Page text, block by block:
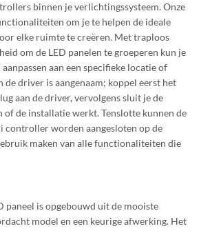
binnen je verlichtingssysteem. Onze
om je te helpen de ideale
elke ruimte te creëren. Met traploos
om de LED panelen te groeperen kun je
aan een specifieke locatie of
de driver is aangenaam; koppel eerst het
aan de driver, vervolgens sluit je de
of de installatie werkt. Tenslotte kunnen de
controller worden aangesloten op de
maken van alle functionaliteiten die
paneel is opgebouwd uit de mooiste
model en een keurige afwerking. Het